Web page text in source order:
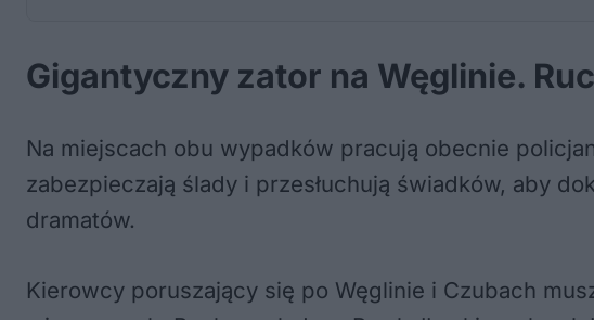
Gigantyczny zator na Węglinie.
Na miejscach obu wypadków pracują obecnie
zabezpieczają ślady i przesłuchują świadków, aby
dramatów.
Kierowcy poruszający się po Węglinie i Czubach